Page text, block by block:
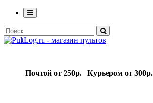
Почтой от 250р. Курьером от 300р.